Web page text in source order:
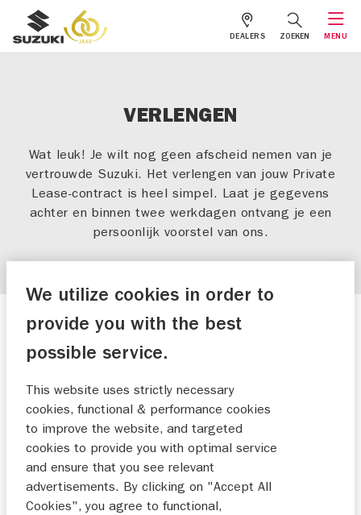
DEALERS ZOEKEN MENU
VERLENGEN
Wat leuk! Je wilt nog geen afscheid nemen van je
vertrouwde Suzuki. Het verlengen van jouw Private
Lease-contract is heel simpel. Laat je gegevens
achter en binnen twee werkdagen ontvang je een
persoonlijk voorstel van ons.
Verlengen Private Lease
We utilize cookies in order to
provide you with the best
possible service.
This website uses strictly necessary
cookies, functional & performance cookies
to improve the website, and targeted
cookies to provide you with optimal service
and ensure that you see relevant
advertisements. By clicking on "Accept All
Cookies", you agree to functional,